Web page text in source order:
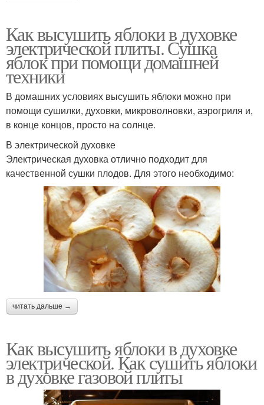
Как высушить яблоки в духовке
электрической плиты. Сушка
яблок при помощи домашней
техники
В домашних условиях высушить яблоки можно при
помощи сушилки, духовки, микроволновки, аэрогриля и,
в конце концов, просто на солнце.
В электрической духовке
Электрическая духовка отлично подходит для
качественной сушки плодов. Для этого необходимо:
читать дальше →
Как высушить яблоки в духовке
электрической. Как сушить яблоки
в духовке газовой плиты